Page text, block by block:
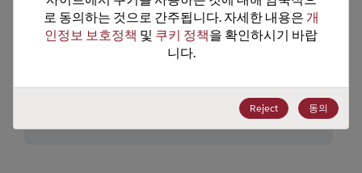
기술 하위 카테고리 DRAM & SRAM
Non-Volatile SRAMs
미국 HTS 코드 8542.32.0041
로 동의하는 것으로 간주됩니다. 자세한 내용은 개
인정보 보호정책 및 쿠키 정책을 확인하시기 바랍
니다.
Reject 동의